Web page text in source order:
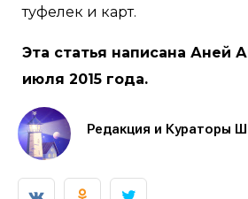
туфелек и карт.
Эта статья написана Аней
июля 2015 года.
Редакция и Кураторы